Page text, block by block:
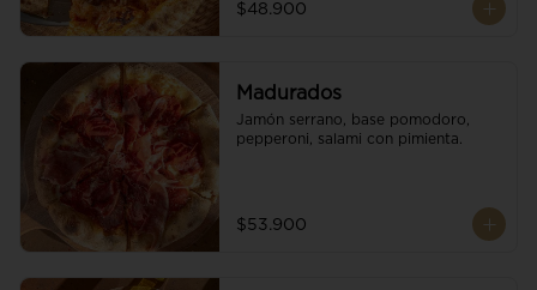
$48.900
Madurados
Jamón serrano, base pomodoro,
pepperoni, salami con pimienta.
$53.900